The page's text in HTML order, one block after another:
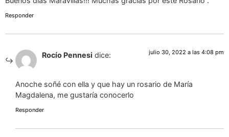
Responder
Rocío Pennesi dice: julio 30, 2022 a las 4:08 pm
Anoche soñé con ella y que hay un rosario de María
Magdalena, me gustaría conocerlo
Responder